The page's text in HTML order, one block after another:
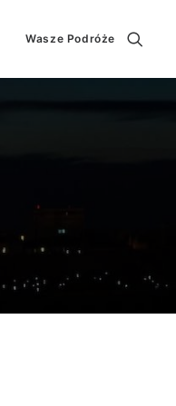
Wasze Podróże